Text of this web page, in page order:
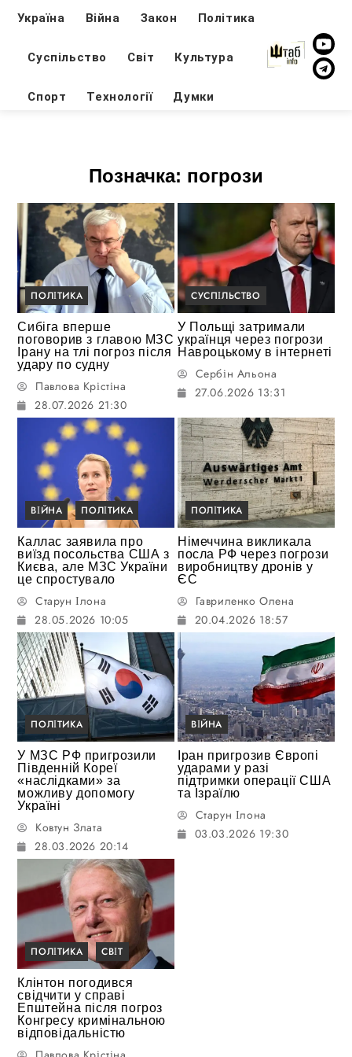
Україна Війна Закон Політика
Суспільство Світ Культура
Спорт Технології Думки
Позначка: погрози
ПОЛІТИКА
Сибіга вперше
поговорив з главою МЗС
Ірану на тлі погроз після
удару по судну
Павлова Крістіна
28.07.2026 21:30
СУСПІЛЬСТВО
У Польщі затримали
українця через погрози
Навроцькому в інтернеті
Сербін Альона
27.06.2026 13:31
ВІЙНА ПОЛІТИКА
Каллас заявила про
виїзд посольства США з
Києва, але МЗС України
це спростувало
Старун Ілона
28.05.2026 10:05
ПОЛІТИКА
Німеччина викликала
посла РФ через погрози
виробництву дронів у
ЄС
Гавриленко Олена
20.04.2026 18:57
ПОЛІТИКА
У МЗС РФ пригрозили
Південній Кореї
«наслідками» за
можливу допомогу
Україні
Ковтун Злата
28.03.2026 20:14
ВІЙНА
Іран пригрозив Європі
ударами у разі
підтримки операції США
та Ізраїлю
Старун Ілона
03.03.2026 19:30
ПОЛІТИКА СВІТ
Клінтон погодився
свідчити у справі
Епштейна після погроз
Конгресу кримінальною
відповідальністю